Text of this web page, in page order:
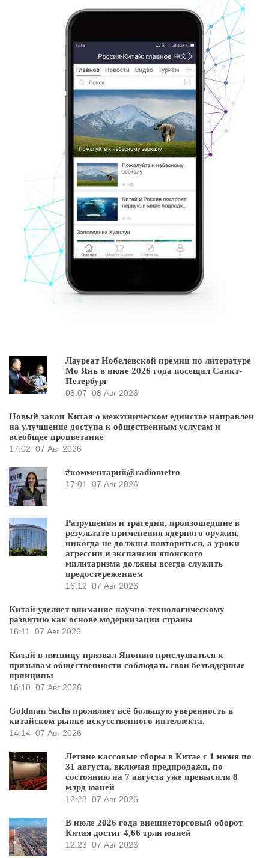
Лауреат Нобелевской премии по литературе
Мо Янь в июне 2026 года посещал Санкт-
Петербург
08:07 08 Авг 2026
Новый закон Китая о межэтническом единстве направлен
на улучшение доступа к общественным услугам и
всеобщее процветание
17:02 07 Авг 2026
#комментарий@radiometro
17:01
07 Авг 2026
Разрушения и трагедии, произошедшие в
результате применения ядерного оружия,
никогда не должны повториться, а уроки
агрессии и экспансии японского
милитаризма должны всегда служить
предостережением
16:12 07 Авг 2026
Китай уделяет внимание научно-технологическому
развитию как основе модернизации страны
16:11
07 Авг 2026
Китай в пятницу призвал Японию прислушаться к
призывам общественности соблюдать свои безъядерные
принципы
16:10 07 Авг 2026
Goldman Sachs проявляет всё большую уверенность в
китайском рынке искусственного интеллекта.
14:14 07 Авг 2026
Летние кассовые сборы в Китае с 1 июня по
31 августа, включая предпродажи, по
состоянию на 7 августа уже превысили 8
млрд юаней
12:23 07 Авг 2026
В июле 2026 года внешнеторговый оборот
Китая достиг 4,66 трлн юаней
12:23 07 Авг 2026